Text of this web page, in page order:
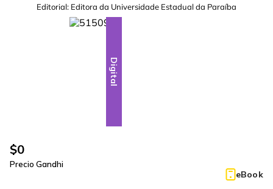
Editorial: Editora da Universidade Estadual da Paraíba
Digital
$0
Precio Gandhi
eBook